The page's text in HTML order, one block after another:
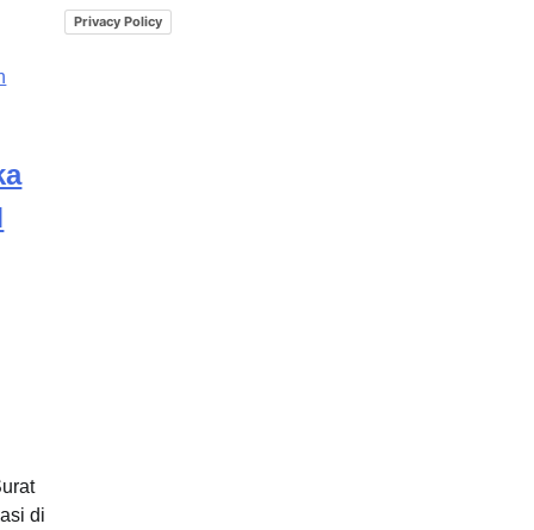
di
Privacy Policy